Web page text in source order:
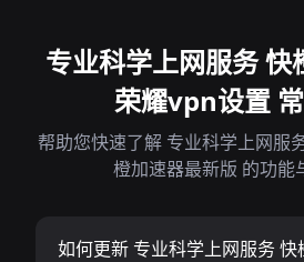
专业科学上网服务 快
荣耀vpn设置
帮助您快速了解 专业科学上网服
橙加速器最新版 的功能
如何更新 专业科学上网服务